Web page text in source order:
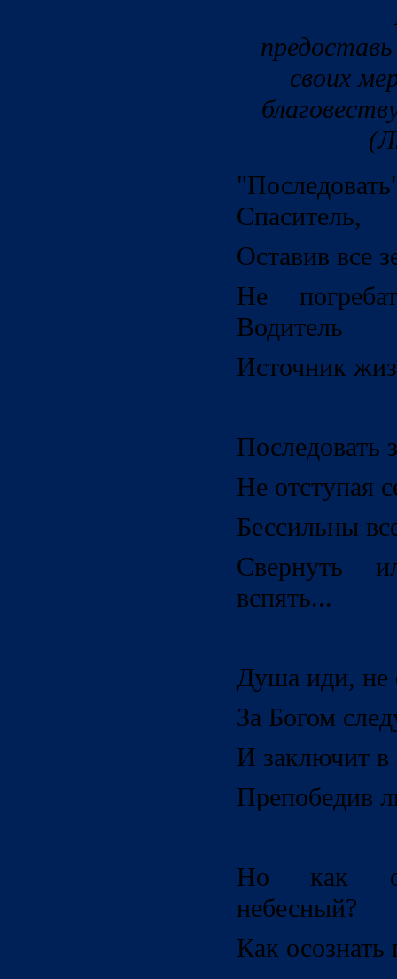
Но
своих
Спаситель,
Оставив все
Не
Водитель
Источник
Последовать
Не отступая
Бессильны
Свернуть
вспять...
Душа иди, не
За Богом
И заключит в
Препобедив
Но как
небесный?
Как осознать